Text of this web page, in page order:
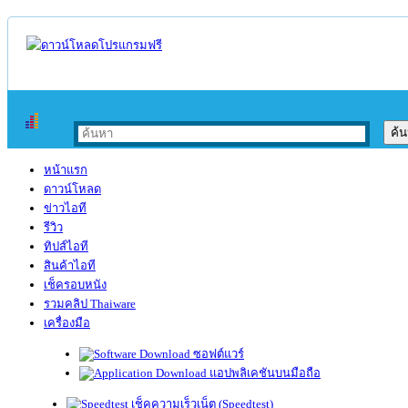
หน้าแรก
ดาวน์โหลด
ข่าวไอที
รีวิว
ทิปส์ไอที
สินค้าไอที
เช็ครอบหนัง
รวมคลิป Thaiware
เครื่องมือ
ซอฟต์แวร์
แอปพลิเคชันบนมือถือ
เช็คความเร็วเน็ต (Speedtest)